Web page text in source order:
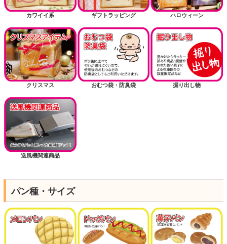
カワイイ系 ギフトラッピング ハロウィーン
クリスマス おむつ袋・防臭袋 掘り出し物
送風機関連商品
パン種・サイズ